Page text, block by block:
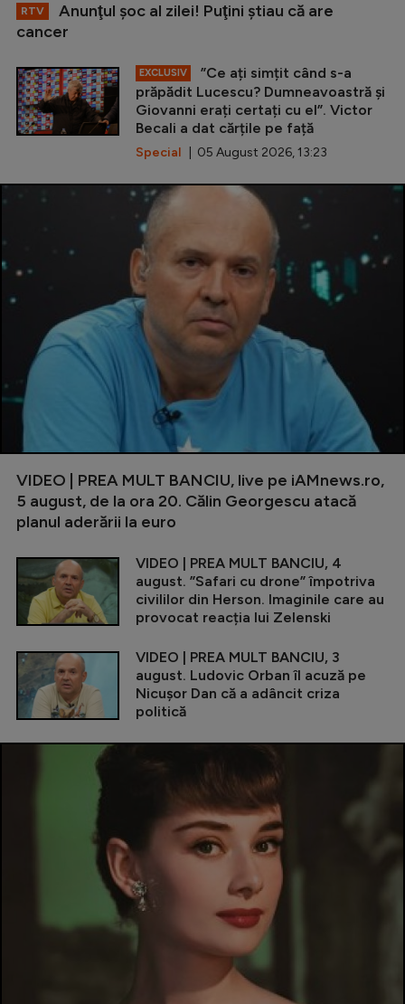
RTV
Anunţul şoc al zilei! Puţini ştiau că are
cancer
EXCLUSIV
”Ce ați simțit când s-a
prăpădit Lucescu? Dumneavoastră și
Giovanni erați certați cu el”. Victor
Becali a dat cărțile pe față
Special | 05 August 2026, 13:23
VIDEO | PREA MULT BANCIU, live pe iAMnews.ro,
5 august, de la ora 20. Călin Georgescu atacă
planul aderării la euro
VIDEO | PREA MULT BANCIU, 4
august. ”Safari cu drone” împotriva
civililor din Herson. Imaginile care au
provocat reacția lui Zelenski
VIDEO | PREA MULT BANCIU, 3
august. Ludovic Orban îl acuză pe
Nicușor Dan că a adâncit criza
politică